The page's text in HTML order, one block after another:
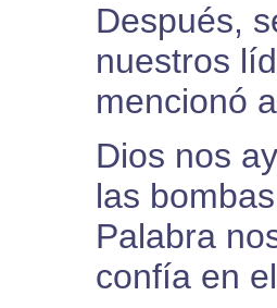
Después,
nuestros
mencionó
Dios nos
las
Palabra
confía en